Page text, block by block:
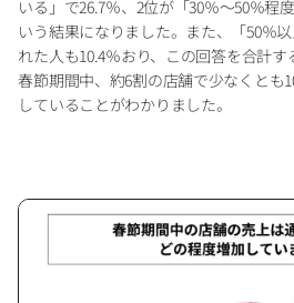
いる」で26.7％、2位が「30％～50％程
いう結果になりました。また、「50％
れた人も10.4％おり、この回答を合計す
春節期間中、約6割の店舗で少なくとも
していることがわかりました。